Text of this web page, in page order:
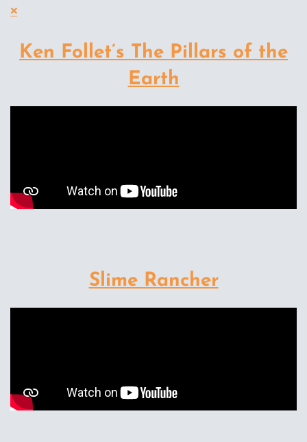
×
Ken Follet’s The Pillars of the
Earth
Slime Rancher